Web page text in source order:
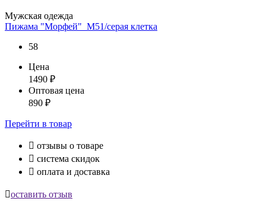
Мужская одежда
Пижама "Морфей"_М51/серая клетка
58
Цена
1490 ₽
Оптовая цена
890 ₽
Перейти в товар
 отзывы о товаре
 система скидок
 оплата и доставка
оставить отзыв